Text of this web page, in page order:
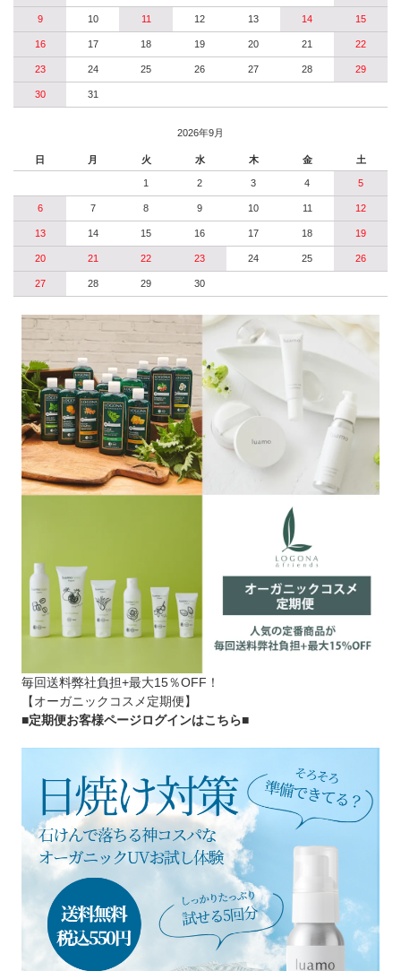
9 10 11 12 13 14 15
16 17 18 19 20 21 22
23 24 25 26 27 28 29
30 31
2026年9月
日 月 火 水 木 金 土
1 2 3 4 5
6 7 8 9 10 11 12
13 14 15 16 17 18 19
20 21 22 23 24 25 26
27 28 29 30
毎回送料弊社負担+最大15％OFF！
【オーガニックコスメ定期便】
■定期便お客様ページログインはこちら■